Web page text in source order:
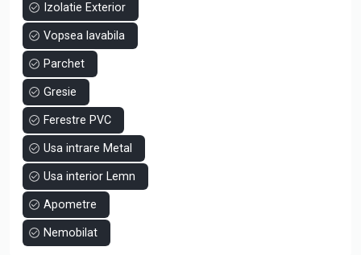
Izolatie Exterior
Vopsea lavabila
Parchet
Gresie
Ferestre PVC
Usa intrare Metal
Usa interior Lemn
Apometre
Nemobilat